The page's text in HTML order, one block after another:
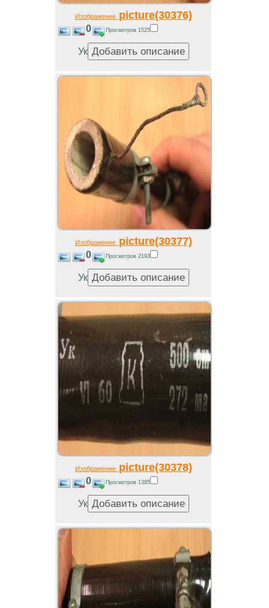
Изображениеpicture(30376)
0 Просмотров 1525
Ук
Изображениеpicture(30377)
0 Просмотров 2193
Ук
Изображениеpicture(30378)
0 Просмотров 1385
Ук